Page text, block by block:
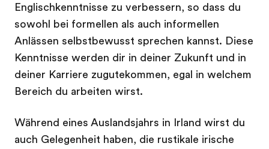
Englischkenntnisse zu verbessern, so dass du
sowohl bei formellen als auch informellen
Anlässen selbstbewusst sprechen kannst. Diese
Kenntnisse werden dir in deiner Zukunft und in
deiner Karriere zugutekommen, egal in welchem
Bereich du arbeiten wirst.
Während eines Auslandsjahrs in Irland wirst du
auch Gelegenheit haben, die rustikale irische